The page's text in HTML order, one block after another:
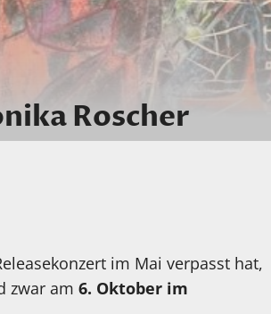
Roscher
im Mai verpasst hat,
zwar am 6. Oktober im